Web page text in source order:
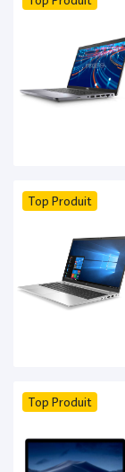
Top Produit
Top Produit